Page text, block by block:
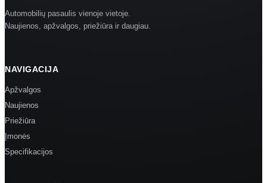
Automobilių pasaulis vienoje vietoje.
Naujienos, apžvalgos, priežiūra ir daugiau.
NAVIGACIJA
Apžvalgos
Naujienos
Priežiūra
Įmonės
Specifikacijos